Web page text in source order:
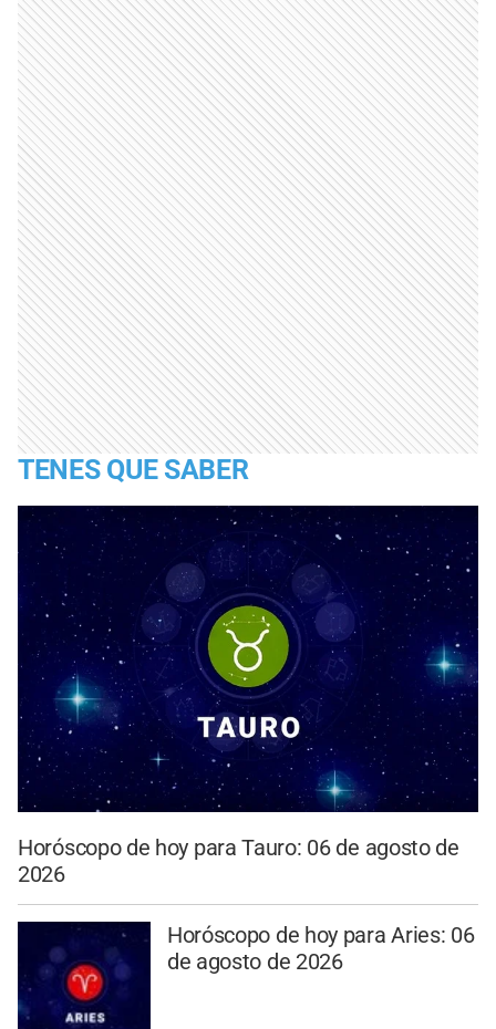
TENES QUE SABER
Horóscopo de hoy para Tauro: 06 de agosto de
2026
Horóscopo de hoy para Aries: 06
de agosto de 2026